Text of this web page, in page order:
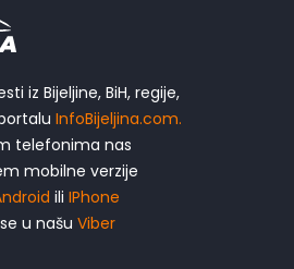
iz Bijeljine, BiH, regije,
InfoBijeljina.com.
telefonima nas
mobilne verzije
ili IPhone
u našu Viber